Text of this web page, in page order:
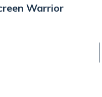
Warrior